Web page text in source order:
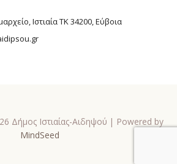
Ιστιαία ΤΚ 34200, Εύβοια
Δήμος Ιστιαίας-Αιδηψού | Powered by
MindSeed